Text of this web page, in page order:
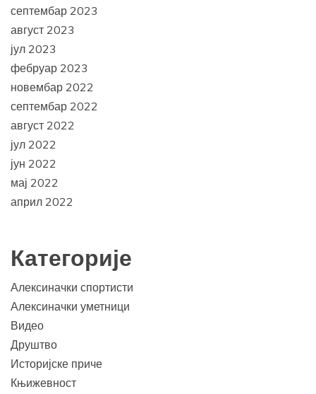
септембар 2023
август 2023
јул 2023
фебруар 2023
новембар 2022
септембар 2022
август 2022
јул 2022
јун 2022
мај 2022
април 2022
Категорије
Алексиначки спортисти
Алексиначки уметници
Видео
Друштво
Историјске приче
Књижевност